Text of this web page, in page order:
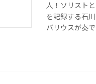
人！ソリスト
を記録する石
バリウスが奏